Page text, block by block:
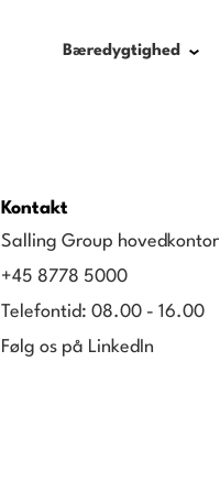
Bæredygtighed
Kontakt
Salling Group hovedkontor
+45 8778 5000
Telefontid: 08.00 - 16.00
Følg os på LinkedIn